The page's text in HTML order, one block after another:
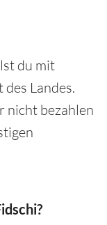
du mit
Landes.
nicht bezahlen